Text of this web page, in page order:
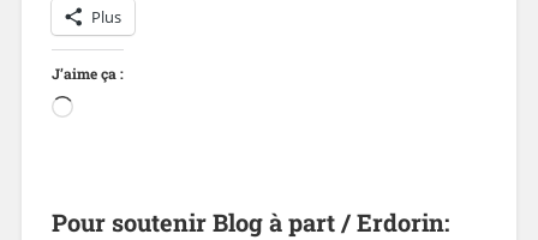
Plus
J’aime ça :
Pour soutenir Blog à part / Erdorin: